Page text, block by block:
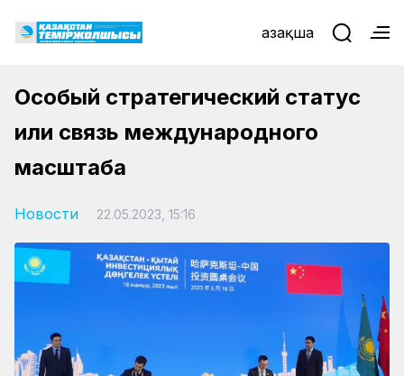
Қазақша
Особый стратегический статус
или связь международного
масштаба
Новости 22.05.2023, 15:16